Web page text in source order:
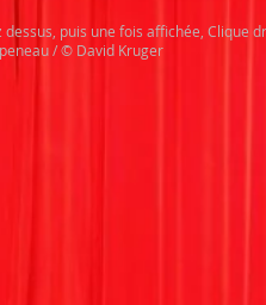
puis une fois affichée, Clique
/ © David Kruger